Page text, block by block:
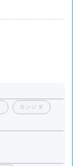
カンジダ